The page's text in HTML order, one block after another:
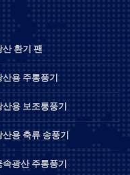
산 환기 팬
산용 주통풍기
산용 보조통풍기
산용 축류 송풍기
속광산 주통풍기